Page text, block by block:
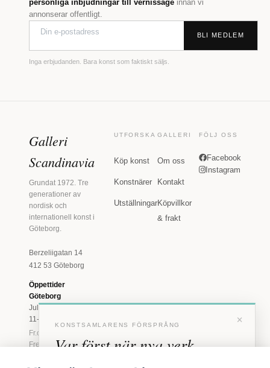
personliga inbjudningar till vernissage innan vi
annonserar offentligt.
BLI MEDLEM
Inga erbjudanden. Bara konst som faktiskt säljs.
Galleri
Scandinavia
Grundat 1972. Tre
generationer av
nordisk och
internationell konst i
Göteborg.
Berzeliigatan 14
412 53 Göteborg
Öppettider
Göteborg
Juli: Tis 11-18 · Lör
11-16
Fr.o.m. augusti: Tis-
Fre 11-18 · Lör 11-
UTFORSKA
Köp konst
Konstnärer
Utställningar
GALLERI
Om oss
Kontakt
Köpvillkor
& frakt
FÖLJ OSS
Facebook
Instagram
×
KONSTSAMLARENS FÖRSPRÅNG
Var först när nya verk
anländer